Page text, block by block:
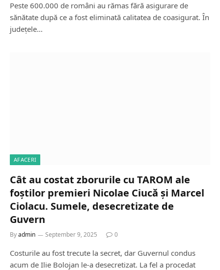
Peste 600.000 de români au rămas fără asigurare de
sănătate după ce a fost eliminată calitatea de coasigurat. În
județele…
AFACERI
Cât au costat zborurile cu TAROM ale
foștilor premieri Nicolae Ciucă și Marcel
Ciolacu. Sumele, desecretizate de
Guvern
Byadmin September 9, 2025 0
Costurile au fost trecute la secret, dar Guvernul condus
acum de Ilie Bolojan le-a desecretizat. La fel a procedat